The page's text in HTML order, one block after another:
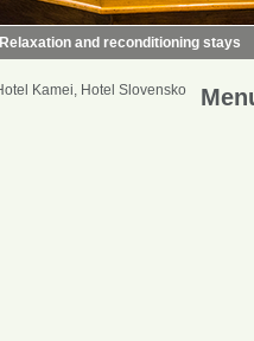
Relaxation and reconditioning stays